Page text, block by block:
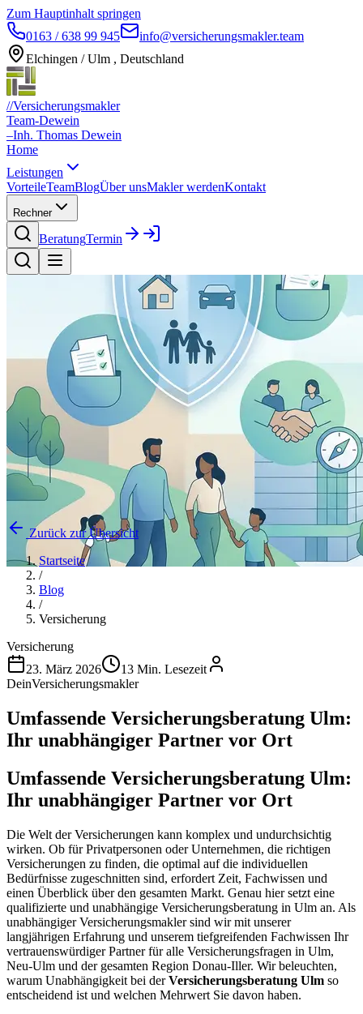
Zum Hauptinhalt springen
0163 / 638 99 945
info@versicherungsmakler.team
Elchingen / Ulm , Deutschland
//Versicherungsmakler
Team-Dewein
–Inh. Thomas Dewein
Home
Leistungen
VorteileTeamBlogÜber unsMakler werdenKontakt
Rechner
BeratungTermin
Zurück zur Übersicht
Startseite
/
Blog
/
Versicherung
Versicherung
23. März 2026
13 Min. Lesezeit
DeinVersicherungsmakler
Umfassende Versicherungsberatung Ulm:
Ihr unabhängiger Partner vor Ort
Umfassende Versicherungsberatung Ulm:
Ihr unabhängiger Partner vor Ort
Die Welt der Versicherungen kann komplex und undurchsichtig
wirken. Ob für Privatpersonen oder Unternehmen, die richtigen
Versicherungen zu finden, die optimal auf die individuellen
Bedürfnisse zugeschnitten sind, erfordert Zeit, Fachwissen und
einen Überblick über den gesamten Markt. Genau hier setzt eine
qualifizierte und unabhängige Versicherungsberatung in Ulm an. Als
unabhängiger Versicherungsmakler sind wir mit unserer
langjährigen Erfahrung und unserem tiefgreifenden Fachwissen Ihr
vertrauenswürdiger Partner für alle Versicherungsfragen in Ulm,
Neu-Ulm und der gesamten Region Donau-Iller. Wir beleuchten,
warum Unabhängigkeit bei derVersicherungsberatung Ulm so
entscheidend ist und welchen Mehrwert Sie davon haben.